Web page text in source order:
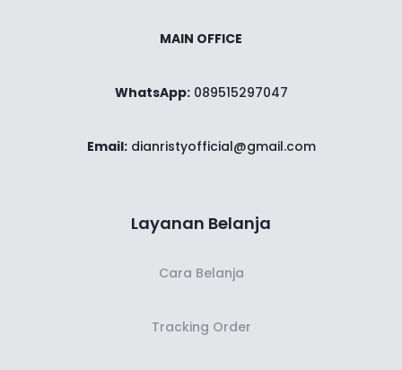
MAIN OFFICE
WhatsApp:089515297047
Email:dianristyofficial@gmail.com
Layanan Belanja
Cara Belanja
Tracking Order